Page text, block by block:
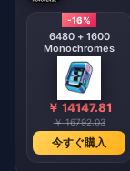
-16%
6480 + 1600
Monochromes
￥ 14147.81
￥ 16792.03
今すぐ購入